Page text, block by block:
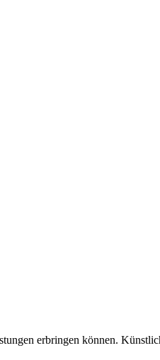
erbringen können.